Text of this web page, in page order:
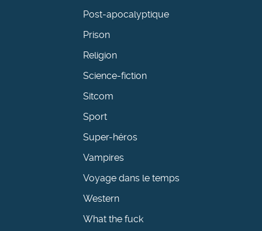
Post-apocalyptique
Prison
Religion
Science-fiction
Sitcom
Sport
Super-héros
Vampires
Voyage dans le temps
Western
What the fuck